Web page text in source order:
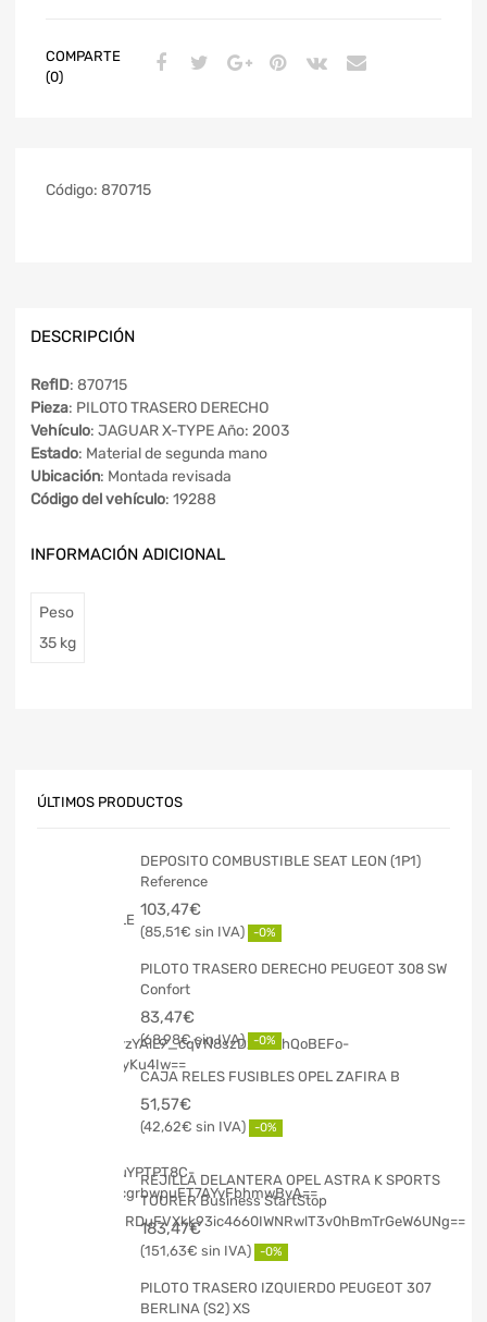
COMPARTE
(0)
Código: 870715
DESCRIPCIÓN
RefID: 870715
Pieza: PILOTO TRASERO DERECHO
Vehículo: JAGUAR X-TYPE Año: 2003
Estado: Material de segunda mano
Ubicación: Montada revisada
Código del vehículo: 19288
INFORMACIÓN ADICIONAL
Peso
35 kg
ÚLTIMOS PRODUCTOS
DEPOSITO COMBUSTIBLE SEAT LEON (1P1)
Reference
103,47€
85,51€ -0%
PILOTO TRASERO DERECHO PEUGEOT 308 SW
Confort
83,47€
68,98€ -0%
CAJA RELES FUSIBLES OPEL ZAFIRA B
51,57€
42,62€ -0%
REJILLA DELANTERA OPEL ASTRA K SPORTS
TOURER Business StartStop
183,47€
151,63€ -0%
PILOTO TRASERO IZQUIERDO PEUGEOT 307
BERLINA (S2) XS